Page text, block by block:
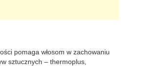
pomaga włosom w zachowaniu
sztucznych – thermoplus,